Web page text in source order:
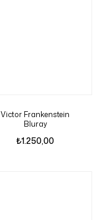
Victor Frankenstein
Bluray
₺1.250,00